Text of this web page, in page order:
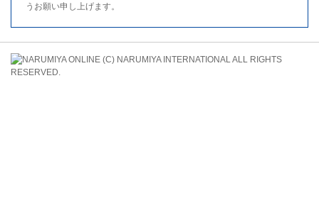
うお願い申し上げます。